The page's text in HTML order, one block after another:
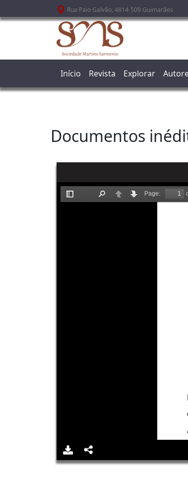
Passar para o conteúdo principal
Rua Paio Galvão, 4814-509 Guimarães
Início Revista Explorar
Documentos